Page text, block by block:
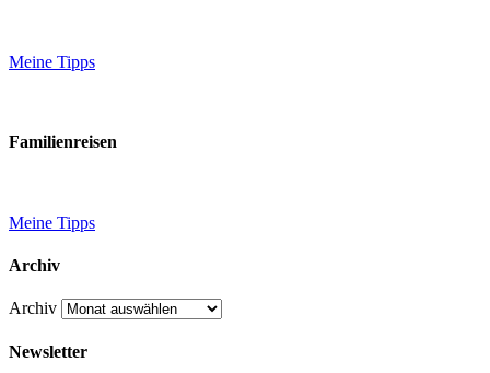
Meine Tipps
Familienreisen
Meine Tipps
Archiv
Archiv
Newsletter